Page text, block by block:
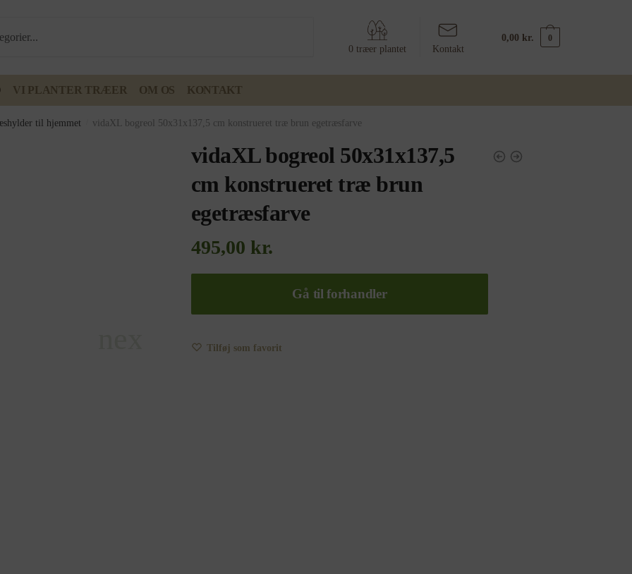
0 træer plantet Kontakt
0,00 kr. 0
VI PLANTER TRÆER OM OS KONTAKT
til hjemmet vidaXL bogreol 50x31x137,5 cm konstrueret træ brun egetræsfarve
vidaXL bogreol 50x31x137,5
cm konstrueret træ brun
egetræsfarve
495,00 kr.
Gå til forhandler
Tilføj som favorit